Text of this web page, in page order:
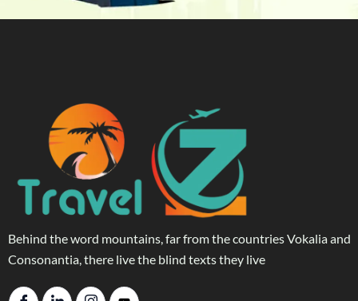
Behind the word mountains, far from the countries Vokalia and
Consonantia, there live the blind texts they live